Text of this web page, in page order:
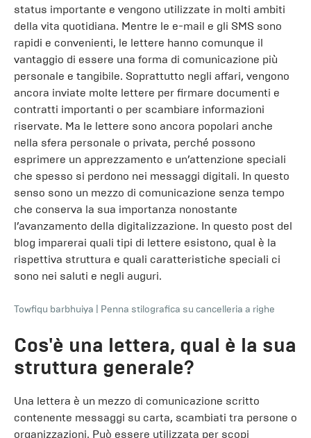
status importante e vengono utilizzate in molti ambiti
della vita quotidiana. Mentre le e-mail e gli SMS sono
rapidi e convenienti, le lettere hanno comunque il
vantaggio di essere una forma di comunicazione più
personale e tangibile. Soprattutto negli affari, vengono
ancora inviate molte lettere per firmare documenti e
contratti importanti o per scambiare informazioni
riservate. Ma le lettere sono ancora popolari anche
nella sfera personale o privata, perché possono
esprimere un apprezzamento e un’attenzione speciali
che spesso si perdono nei messaggi digitali. In questo
senso sono un mezzo di comunicazione senza tempo
che conserva la sua importanza nonostante
l’avanzamento della digitalizzazione. In questo post del
blog imparerai quali tipi di lettere esistono, qual è la
rispettiva struttura e quali caratteristiche speciali ci
sono nei saluti e negli auguri.
Towfiqu barbhuiya Penna stilografica su cancelleria a righe
Cos'è una lettera, qual è la sua
struttura generale?
Una lettera è un mezzo di comunicazione scritto
contenente messaggi su carta, scambiati tra persone o
organizzazioni. Può essere utilizzata per scopi